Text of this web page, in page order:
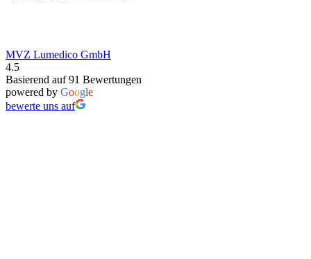
MVZ Lumedico GmbH
4.5
Basierend auf 91 Bewertungen
powered by Google
bewerte uns auf